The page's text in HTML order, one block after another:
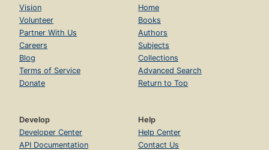
Vision
Volunteer
Partner With Us
Careers
Blog
Terms of Service
Donate
Home
Books
Authors
Subjects
Collections
Advanced Search
Return to Top
Develop
Developer Center
API Documentation
Help
Help Center
Contact Us